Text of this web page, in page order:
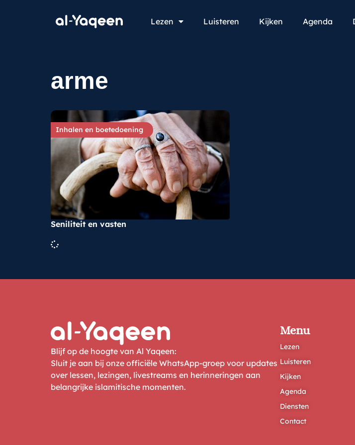
Lezen Luisteren Kijken Agenda
arme
Inhalen en boetedoening
Seniliteit en vasten
Blijf op de hoogte van Al Yaqeen:
Sluit je aan bij onze officiële WhatsApp-groep voor updates
over lessen, lezingen, livestreams en herinneringen aan
belangrijke islamitische momenten.
Menu
Lezen
Luisteren
Kijken
Agenda
Diensten
Contact